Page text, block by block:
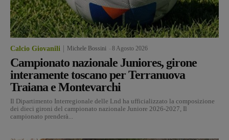
Calcio Giovanili Michele Bossini 8 Agosto 2026
Campionato nazionale Juniores, girone
interamente toscano per Terranuova
Traiana e Montevarchi
Il Dipartimento Interregionale delle Lnd ha ufficializzato la composizione
dei dieci gironi del campionato nazionale Juniore 2026-2027, Il
campionato prenderà...